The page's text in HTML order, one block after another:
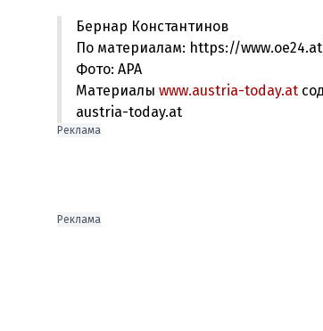
Бернар Константинов
По материалам: https://
Фото: АРА
Материалы www.austria-today.at
austria-today.at
Реклама
Реклама